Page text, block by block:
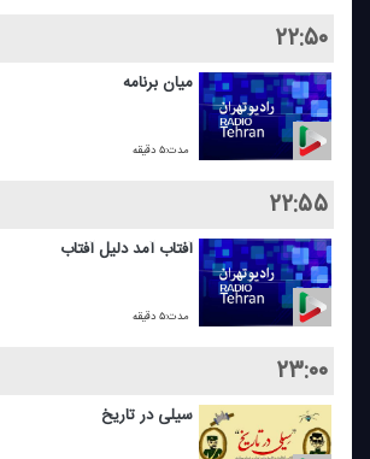
۲۲:۵۰
میان برنامه
مدت:۵ دقیقه
۲۲:۵۵
آفتاب آمد دلیل آفتاب
مدت:۵ دقیقه
۲۳:۰۰
سیلی در تاریخ